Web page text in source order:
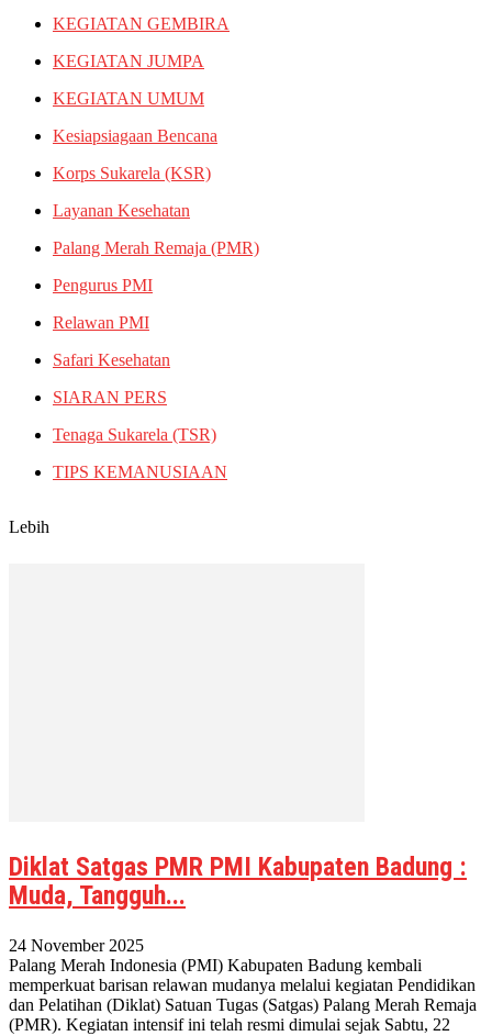
KEGIATAN GEMBIRA
KEGIATAN JUMPA
KEGIATAN UMUM
Kesiapsiagaan Bencana
Korps Sukarela (KSR)
Layanan Kesehatan
Palang Merah Remaja (PMR)
Pengurus PMI
Relawan PMI
Safari Kesehatan
SIARAN PERS
Tenaga Sukarela (TSR)
TIPS KEMANUSIAAN
Lebih
Diklat Satgas PMR PMI Kabupaten Badung :
Muda, Tangguh...
24 November 2025
Palang Merah Indonesia (PMI) Kabupaten Badung kembali
memperkuat barisan relawan mudanya melalui kegiatan Pendidikan
dan Pelatihan (Diklat) Satuan Tugas (Satgas) Palang Merah Remaja
(PMR). Kegiatan intensif ini telah resmi dimulai sejak Sabtu, 22